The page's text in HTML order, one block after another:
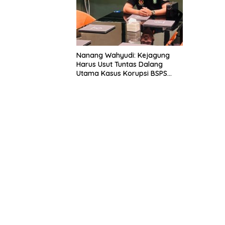
Nanang Wahyudi: Kejagung
Harus Usut Tuntas Dalang
Utama Kasus Korupsi BSPS